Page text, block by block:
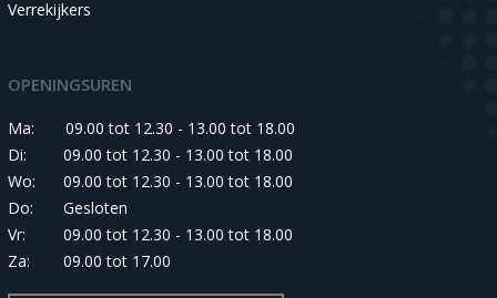
Verrekijkers
OPENINGSUREN
Ma:
09.00 tot 12.30 - 13.00 tot 18.00
Di:
09.00 tot 12.30 - 13.00 tot 18.00
Wo:
09.00 tot 12.30 - 13.00 tot 18.00
Do:
Gesloten
Vr:
09.00 tot 12.30 - 13.00 tot 18.00
Za:
09.00 tot 17.00